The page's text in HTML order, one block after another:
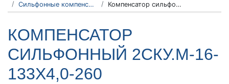
Сильфонные компенсаторы 2СКУ.М
Компенсатор сильфонный 2СКУ.М-16-133x4,0-260
КОМПЕНСАТОР
СИЛЬФОННЫЙ 2СКУ.М-16-
133X4,0-260